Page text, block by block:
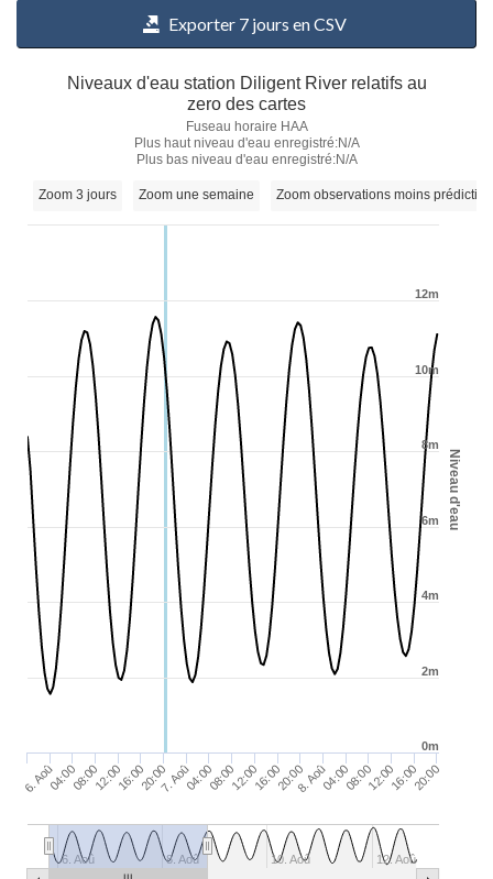
Exporter 7 jours en CSV
Niveau d'eau
Niveaux d'eau station Diligent River relatifs au
zero des cartes
Fuseau horaire HAA
Plus haut niveau d'eau enregistré:N/A
Plus bas niveau d'eau enregistré:N/A
6. Aoû04:0008:0012:0016:0020:007. Aoû04:0008:0012:0016:0020:008. Aoû04:0008:0012:0016:0020:00
6. Aoû 8. Aoû 10. Aoû 12. Aoû
0m
2m
4m
6m
8m
10m
12m
Zoom 3 jours Zoom une semaine Zoom observations moins